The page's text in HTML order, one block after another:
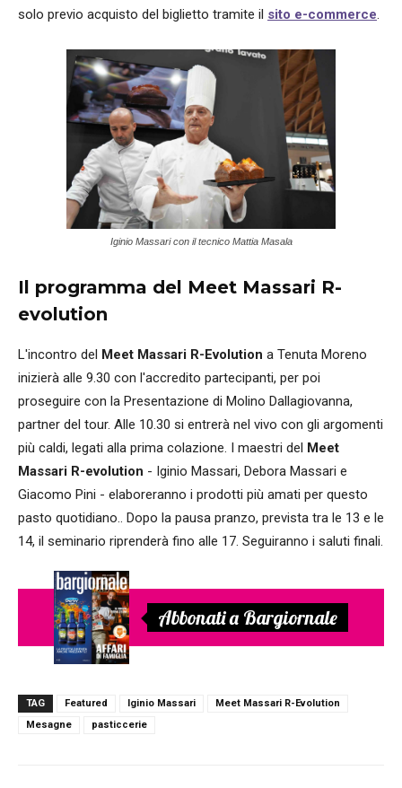
solo previo acquisto del biglietto tramite il sito e-commerce.
Iginio Massari con il tecnico Mattia Masala
Il programma del Meet Massari R-
evolution
L'incontro del Meet Massari R-Evolution a Tenuta Moreno
inizierà alle 9.30 con l'accredito partecipanti, per poi
proseguire con la Presentazione di Molino Dallagiovanna,
partner del tour. Alle 10.30 si entrerà nel vivo con gli argomenti
più caldi, legati alla prima colazione. I maestri del Meet
Massari R-evolution - Iginio Massari, Debora Massari e
Giacomo Pini - elaboreranno i prodotti più amati per questo
pasto quotidiano.. Dopo la pausa pranzo, prevista tra le 13 e le
14, il seminario riprenderà fino alle 17. Seguiranno i saluti finali.
Abbonati a Bargiornale
TAG Featured Iginio Massari
Meet Massari R-Evolution
Mesagne
pasticcerie